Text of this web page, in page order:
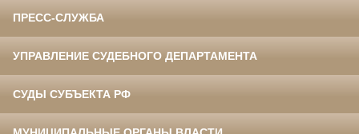
ПРЕСС-СЛУЖБА
УПРАВЛЕНИЕ СУДЕБНОГО ДЕПАРТАМЕНТА
СУДЫ СУБЪЕКТА РФ